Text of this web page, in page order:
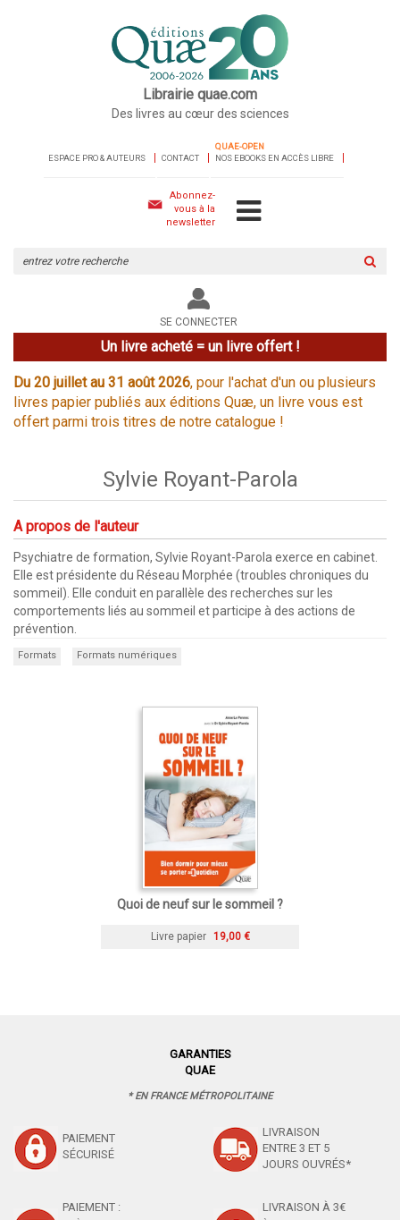
Librairie quae.com
Des livres au cœur des sciences
ESPACE PRO & AUTEURS CONTACT
QUAE-OPEN
NOS EBOOKS EN ACCÈS LIBRE
Abonnez-
vous à la
newsletter
le
site
SE CONNECTER
Un livre acheté = un livre offert !
Du 20 juillet au 31 août 2026, pour l'achat d'un ou plusieurs
livres papier publiés aux éditions Quæ, un livre vous est
offert parmi trois titres de notre catalogue !
Sylvie Royant-Parola
A propos de l'auteur
Psychiatre de formation, Sylvie Royant-Parola exerce en cabinet.
Elle est présidente du Réseau Morphée (troubles chroniques du
sommeil). Elle conduit en parallèle des recherches sur les
comportements liés au sommeil et participe à des actions de
prévention.
Formats Formats numériques
Quoi de neuf sur le sommeil ?
Livre papier 19,00 €
GARANTIES
QUAE
* EN FRANCE MÉTROPOLITAINE
PAIEMENT
SÉCURISÉ
LIVRAISON
ENTRE 3 ET 5
JOURS OUVRÉS*
PAIEMENT : LIVRAISON À 3€